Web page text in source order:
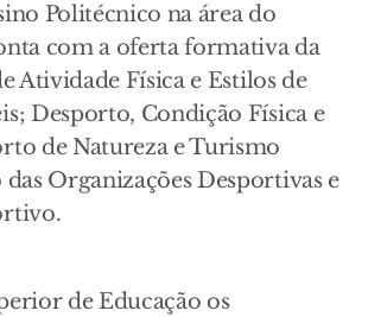
Politécnico na área do
com a oferta formativa da
Atividade Física e Estilos de
Desporto, Condição Física e
de Natureza e Turismo
Organizações Desportivas e
de Educação os